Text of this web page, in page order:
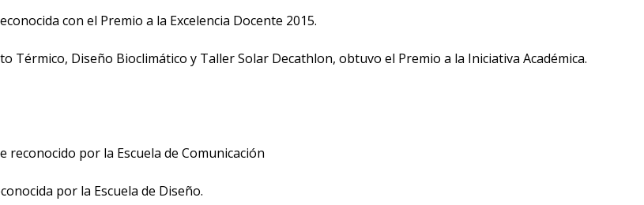
con el Premio a la Excelencia Docente 2015.
Térmico, Diseño Bioclimático y Taller Solar Decathlon, obtuvo el Premio a la Iniciativa Académica.
reconocido por la Escuela de Comunicación
por la Escuela de Diseño.